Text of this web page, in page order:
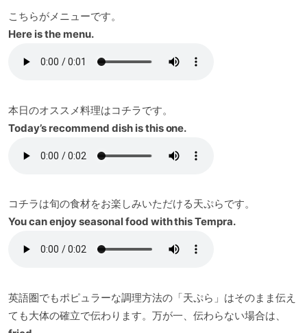
こちらがメニューです。
Here is the menu.
本日のオススメ料理はコチラです。
Today’s recommend dish is this one.
コチラは旬の食材をお楽しみいただける天ぷらです。
You can enjoy seasonal food with this Tempra.
英語圏でもポピュラーな調理方法の「天ぷら」はそのまま伝え
ても大体の確立で伝わります。万が一、伝わらない場合は、